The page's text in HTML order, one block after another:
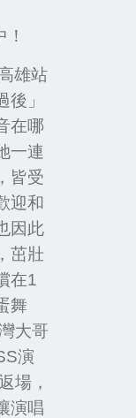
雄站
」
在哪
一連
皆受
迎和
因此
茁壯
在1
舞
大哥
演
場，
演唱